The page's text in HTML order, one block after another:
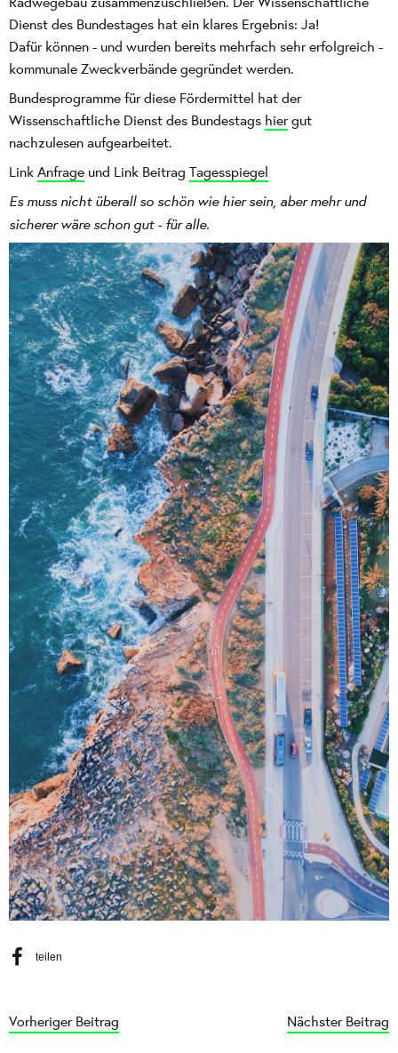
Dienst des Bundestages hat ein klares Ergebnis: Ja!
Dafür können - und wurden bereits mehrfach sehr erfolgreich -
kommunale Zweckverbände gegründet werden.
Bundesprogramme für diese Fördermittel hat der
Wissenschaftliche Dienst des Bundestags hiergut
nachzulesen aufgearbeitet.
LinkAnfrage und Link Beitrag Tagesspiegel
Es muss nicht überall so schön wie hier sein, aber mehr und
sicherer wäre schon gut - für alle.
teilen
Vorheriger Beitrag Nächster Beitrag